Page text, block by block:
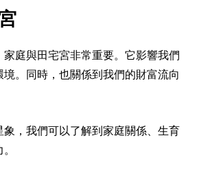
庭與田宅宮非常重要。它影響我們
。同時，也關係到我們的財富流向
象，我們可以了解到家庭關係、生育